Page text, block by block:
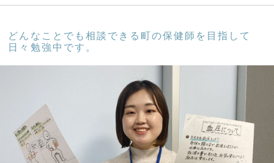
どんなことでも相談できる町の保健師を目指して
日々勉強中です。